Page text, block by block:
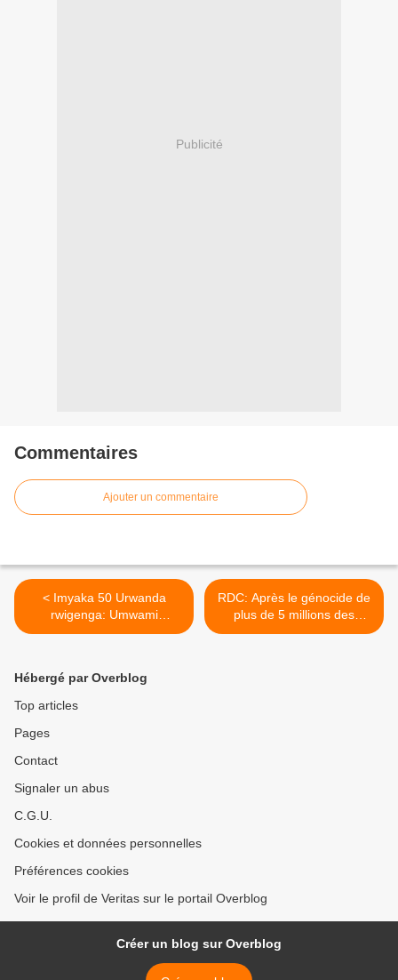
Publicité
Commentaires
Ajouter un commentaire
< Imyaka 50 Urwanda
rwigenga: Umwami
Musinga yacuze umugambi
gato !(leprophete.fr)
RDC: Après le génocide de
plus de 5 millions des
congolais, le mouvement
Hébergé par Overblog
Top articles
Pages
Contact
Signaler un abus
C.G.U.
Cookies et données personnelles
Préférences cookies
Voir le profil de Veritas sur le portail Overblog
Créer un blog sur Overblog